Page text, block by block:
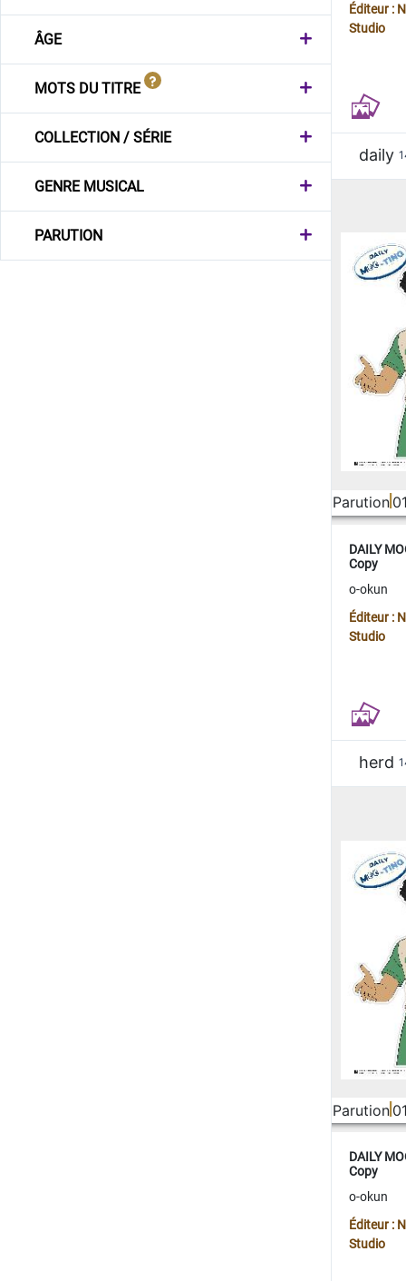
ÂGE
MOTS DU TITRE
COLLECTION / SÉRIE
GENRE MUSICAL
PARUTION
Éditeur :
Studio
daily
Parution
DAILY
Copy
o-okun
Éditeur :
Studio
herd
Parution
DAILY
Copy
o-okun
Éditeur :
Studio